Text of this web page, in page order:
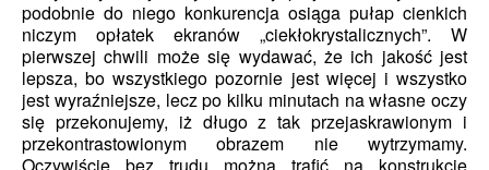
podobnie do niego konkurencja osiąga pułap cienkich
niczym opłatek ekranów „ciekłokrystalicznych”. W
pierwszej chwili może się wydawać, że ich jakość jest
lepsza, bo wszystkiego pozornie jest więcej i wszystko
jest wyraźniejsze, lecz po kilku minutach na własne oczy
się przekonujemy, iż długo z tak przejaskrawionym i
przekontrastowionym obrazem nie wytrzymamy.